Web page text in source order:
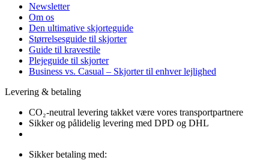
Newsletter
Om os
Den ultimative skjorteguide
Størrelsesguide til skjorter
Guide til kravestile
Plejeguide til skjorter
Business vs. Casual – Skjorter til enhver lejlighed
Levering & betaling
CO₂-neutral levering takket være vores transportpartnere
Sikker og pålidelig levering med DPD og DHL
Sikker betaling med: